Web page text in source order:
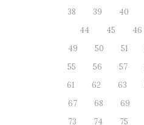
38
39 40
44
45 46
49
50 51
55
56 57
61
62 63
67
68 69
73
74 75